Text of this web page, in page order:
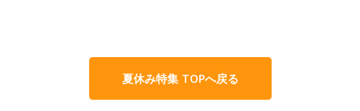
夏休み特集 TOPへ戻る